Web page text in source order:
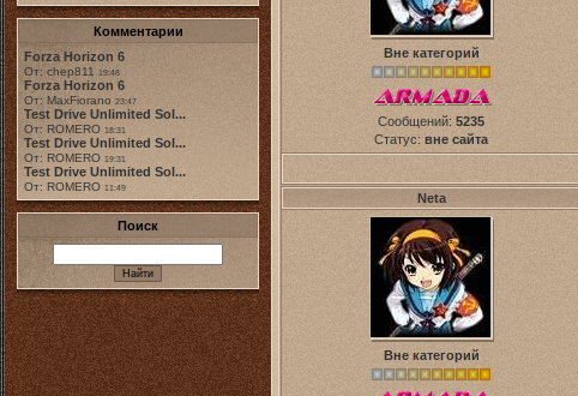
Комментарии
Forza Horizon 6
От: chep811 19:48
Forza Horizon 6
От: MaxFiorano 23:47
Test Drive Unlimited Sol...
От: ROMERO 18:31
Test Drive Unlimited Sol...
От: ROMERO 19:31
Test Drive Unlimited Sol...
От: ROMERO 11:49
Поиск
Вне категорий
Сообщений: 5235
Статус: вне сайта
Neta
Вне категорий